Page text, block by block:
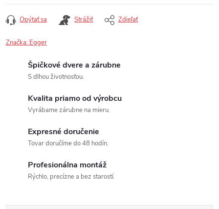
Opýtať sa Strážiť Zdieľať
Značka: Egger
Špičkové dvere a zárubne
S dlhou životnosťou.
Kvalita priamo od výrobcu
Vyrábame zárubne na mieru.
Expresné doručenie
Tovar doručíme do 48 hodín.
Profesionálna montáž
Rýchlo, precízne a bez starostí.